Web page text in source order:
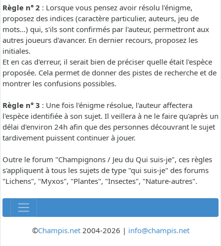
Règle n° 2 : Lorsque vous pensez avoir résolu l'énigme,
proposez des indices (caractère particulier, auteurs, jeu de
mots...) qui, s'ils sont confirmés par l'auteur, permettront aux
autres joueurs d'avancer. En dernier recours, proposez les
initiales.
Et en cas d'erreur, il serait bien de préciser quelle était l'espèce
proposée. Cela permet de donner des pistes de recherche et de
montrer les confusions possibles.
Règle n° 3 : Une fois l'énigme résolue, l'auteur affectera
l'espèce identifiée à son sujet. Il veillera à ne le faire qu'après un
délai d'environ 24h afin que des personnes découvrant le sujet
tardivement puissent continuer à jouer.
Outre le forum "Champignons / Jeu du Qui suis-je", ces règles
s'appliquent à tous les sujets de type "qui suis-je" des forums
"Lichens", "Myxos", "Plantes", "Insectes", "Nature-autres".
©Champis.net2004-2026 | info@champis.net